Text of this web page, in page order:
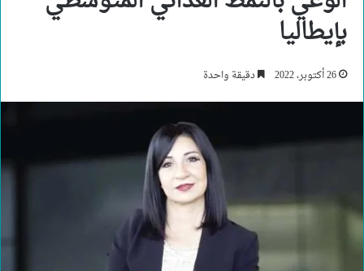
بإيطاليا
26 أكتوبر، 2022 دقيقة واحدة